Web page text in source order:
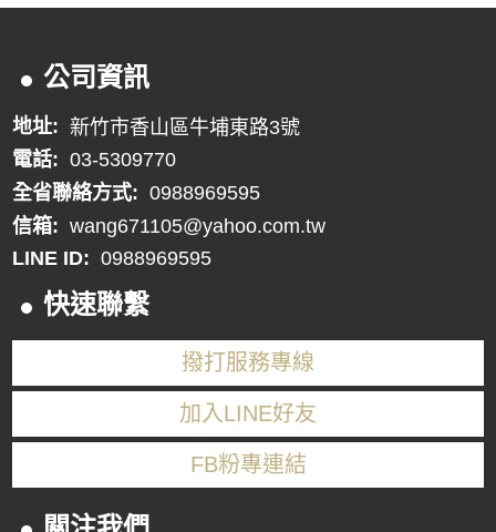
公司資訊
地址: 新竹市香山區牛埔東路3號
電話: 03-5309770
全省聯絡方式: 0988969595
信箱: wang671105@yahoo.com.tw
LINE ID: 0988969595
快速聯繫
撥打服務專線
加入LINE好友
FB粉專連結